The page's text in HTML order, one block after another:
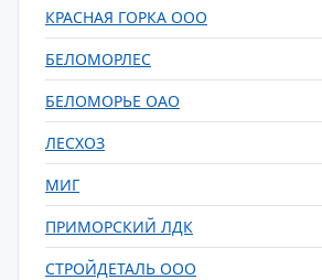
КРАСНАЯ ГОРКА ООО
БЕЛОМОРЛЕС
БЕЛОМОРЬЕ ОАО
ЛЕСХОЗ
МИГ
ПРИМОРСКИЙ ЛДК
СТРОЙДЕТАЛЬ ООО